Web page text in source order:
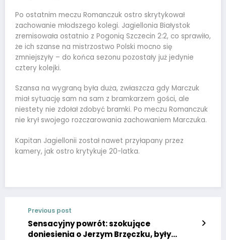
Po ostatnim meczu Romanczuk ostro skrytykował
zachowanie młodszego kolegi. Jagiellonia Białystok
zremisowała ostatnio z Pogonią Szczecin 2:2, co sprawiło,
że ich szanse na mistrzostwo Polski mocno się
zmniejszyły – do końca sezonu pozostały już jedynie
cztery kolejki.
Szansa na wygraną była duża, zwłaszcza gdy Marczuk
miał sytuację sam na sam z bramkarzem gości, ale
niestety nie zdołał zdobyć bramki. Po meczu Romanczuk
nie krył swojego rozczarowania zachowaniem Marczuka.
Kapitan Jagiellonii został nawet przyłapany przez
kamery, jak ostro krytykuje 20-latka.
Previous post
Sensacyjny powrót: szokujące
doniesienia o Jerzym Brzęczku, były